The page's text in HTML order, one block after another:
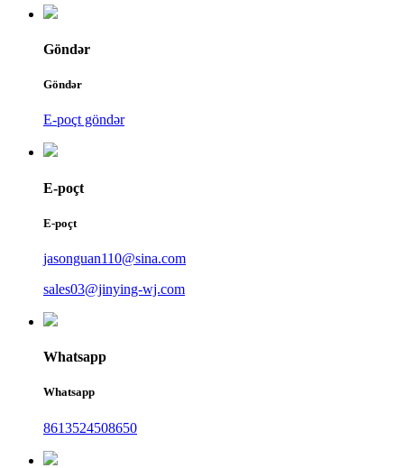
Göndər
Göndər
E-poçt göndər
E-poçt
E-poçt
jasonguan110@sina.com
sales03@jinying-wj.com
Whatsapp
Whatsapp
8613524508650